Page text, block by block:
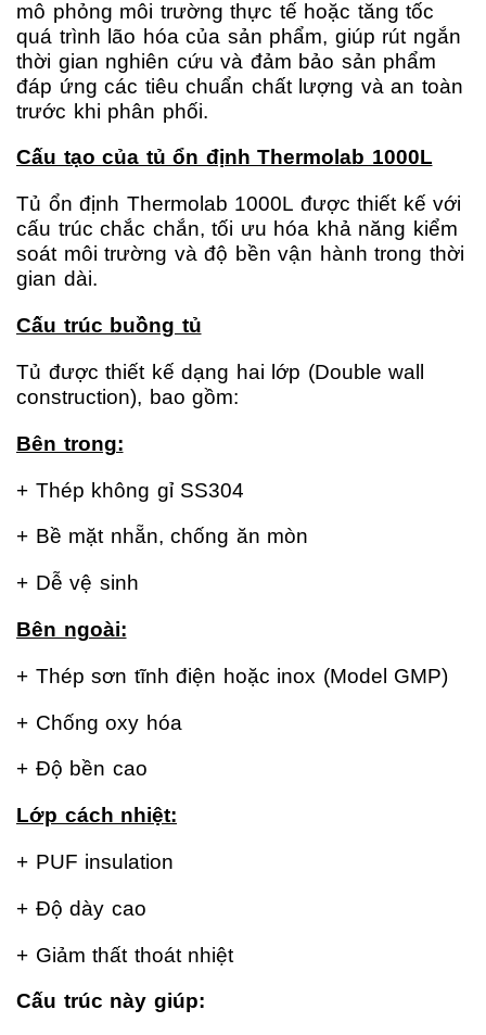
mô phỏng môi trường thực tế hoặc tăng tốc
quá trình lão hóa của sản phẩm, giúp rút ngắn
thời gian nghiên cứu và đảm bảo sản phẩm
đáp ứng các tiêu chuẩn chất lượng và an toàn
trước khi phân phối.
Cấu tạo của tủ ổn định Thermolab 1000L
Tủ ổn định Thermolab 1000L được thiết kế với
cấu trúc chắc chắn, tối ưu hóa khả năng kiểm
soát môi trường và độ bền vận hành trong thời
gian dài.
Cấu trúc buồng tủ
Tủ được thiết kế dạng hai lớp (Double wall
construction), bao gồm:
Bên trong:
+ Thép không gỉ SS304
+ Bề mặt nhẵn, chống ăn mòn
+ Dễ vệ sinh
Bên ngoài:
+ Thép sơn tĩnh điện hoặc inox (Model GMP)
+ Chống oxy hóa
+ Độ bền cao
Lớp cách nhiệt:
+ PUF insulation
+ Độ dày cao
+ Giảm thất thoát nhiệt
Cấu trúc này giúp: